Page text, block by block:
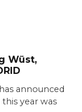
Wüst,
announced
year was